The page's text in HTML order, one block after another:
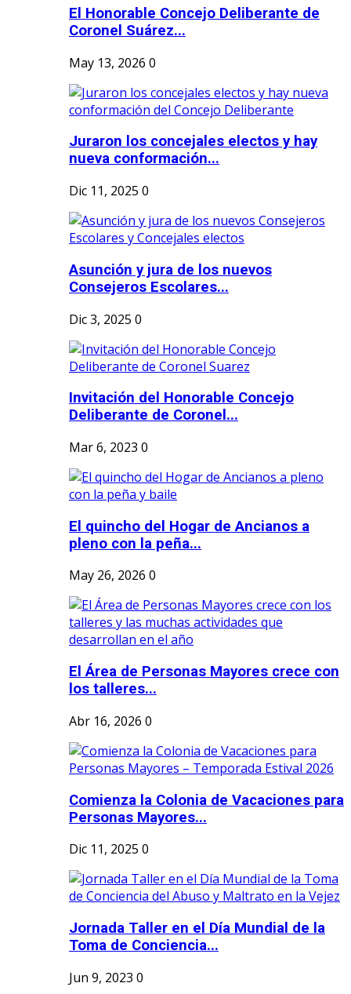
El Honorable Concejo Deliberante de
Coronel Suárez...
May 13, 2026 0
Juraron los concejales electos y hay
nueva conformación...
Dic 11, 2025 0
Asunción y jura de los nuevos
Consejeros Escolares...
Dic 3, 2025 0
Invitación del Honorable Concejo
Deliberante de Coronel...
Mar 6, 2023 0
El quincho del Hogar de Ancianos a
pleno con la peña...
May 26, 2026 0
El Área de Personas Mayores crece con
los talleres...
Abr 16, 2026 0
Comienza la Colonia de Vacaciones para
Personas Mayores...
Dic 11, 2025 0
Jornada Taller en el Día Mundial de la
Toma de Conciencia...
Jun 9, 2023 0